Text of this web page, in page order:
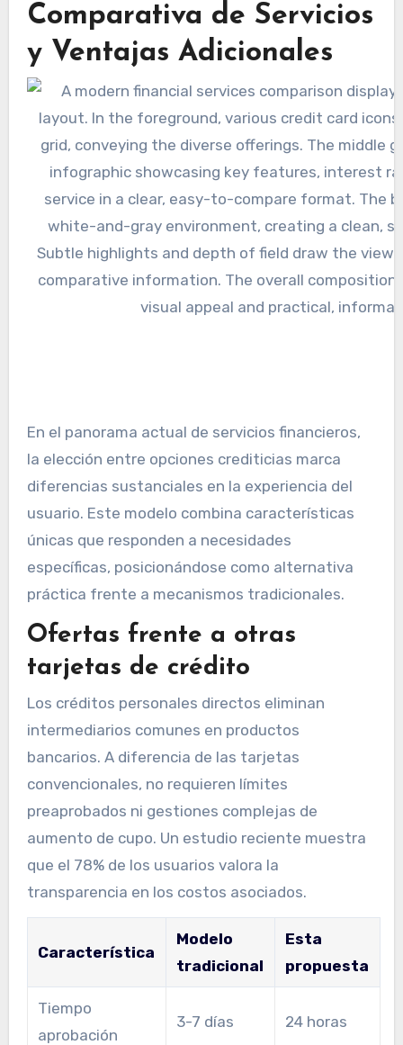
Comparativa de Servicios
y Ventajas Adicionales
En el panorama actual de servicios financieros,
la elección entre opciones crediticias marca
diferencias sustanciales en la experiencia del
usuario. Este modelo combina características
únicas que responden a necesidades
específicas, posicionándose como alternativa
práctica frente a mecanismos tradicionales.
Ofertas frente a otras
tarjetas de crédito
Los créditos personales directos eliminan
intermediarios comunes en productos
bancarios. A diferencia de las tarjetas
convencionales, no requieren límites
preaprobados ni gestiones complejas de
aumento de cupo. Un estudio reciente muestra
que el 78% de los usuarios valora la
transparencia en los costos asociados.
Característica
Modelo
tradicional
Esta
propuesta
Tiempo
aprobación
3-7 días 24 horas